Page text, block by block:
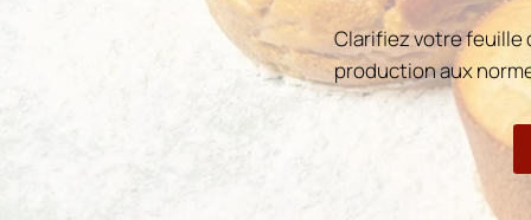
Clarifiez votre feuille
production aux